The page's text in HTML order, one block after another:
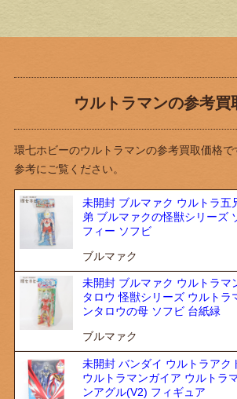
ウルトラマンの参考買
環七ホビーのウルトラマンの参考買取価格
参考にご覧ください。
未開封 ブルマァク ウルトラ五
弟 ブルマァクの怪獣シリーズ
フィー ソフビ
ブルマァク
未開封 ブルマァク ウルトラマ
タロウ 怪獣シリーズ ウルトラ
ンタロウの母 ソフビ 台紙緑
ブルマァク
未開封 バンダイ ウルトラアク
ウルトラマンガイア ウルトラ
ンアグル(V2) フィギュア